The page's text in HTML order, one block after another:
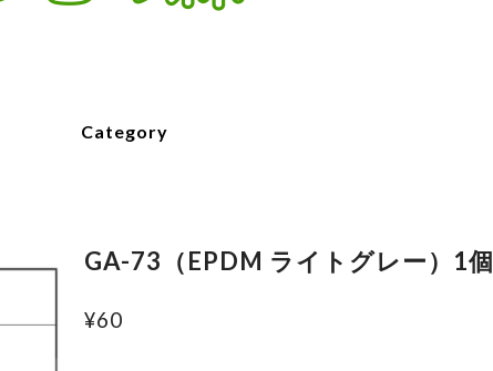
Category
GA-73（EPDM ライトグレー）1個
¥60